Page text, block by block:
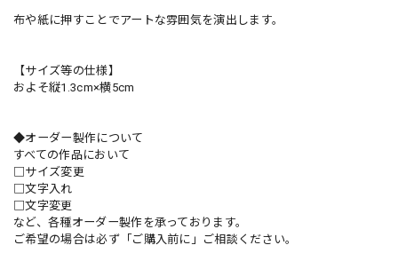
布や紙に押すことでアートな雰囲気を演出します。
【サイズ等の仕様】
およそ縦1.3cm×横5cm
◆オーダー製作について
すべての作品において
□サイズ変更
□文字入れ
□文字変更
など、各種オーダー製作を承っております。
ご希望の場合は必ず「ご購入前に」ご相談ください。